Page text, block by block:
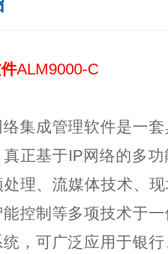
ALM9000-C
集成管理软件是一
正基于IP网络的多
理、流媒体技术、
控制等多项技术于
，可广泛应用于银